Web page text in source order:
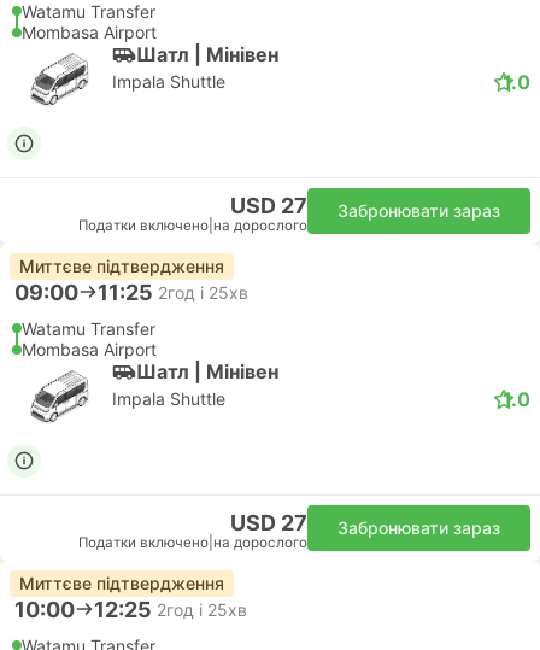
Watamu Transfer
Mombasa Airport
Шатл | Мiнiвен
Impala Shuttle 1.0
USD 27
Податки включено на дорослого
Забронювати зараз
Миттєве підтвердження
09:00 11:25 2год і 25хв
Watamu Transfer
Mombasa Airport
Шатл | Мiнiвен
Impala Shuttle 1.0
USD 27
Податки включено на дорослого
Забронювати зараз
Миттєве підтвердження
10:00 12:25 2год і 25хв
Watamu Transfer